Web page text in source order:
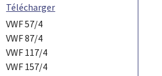
Télécharger
VWF 57/4
VWF 87/4
VWF 117/4
VWF 157/4